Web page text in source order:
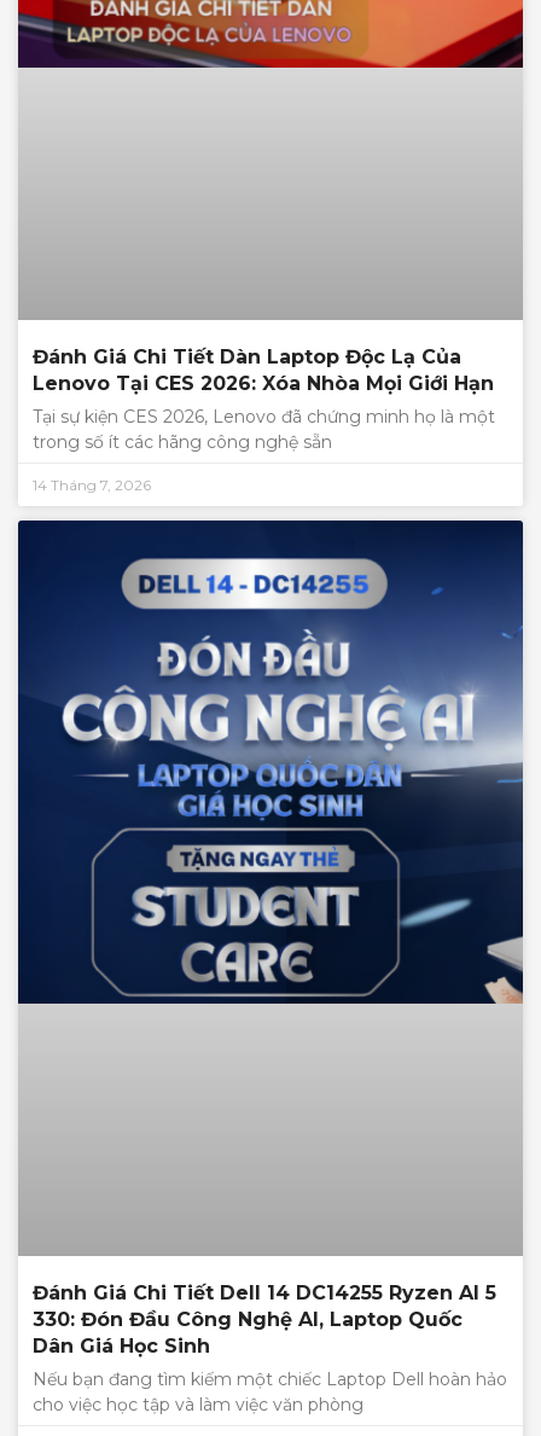
Đánh Giá Chi Tiết Dàn Laptop Độc Lạ Của
Lenovo Tại CES 2026: Xóa Nhòa Mọi Giới Hạn
Tại sự kiện CES 2026, Lenovo đã chứng minh họ là một
trong số ít các hãng công nghệ sẵn
14 Tháng 7, 2026
Đánh Giá Chi Tiết Dell 14 DC14255 Ryzen AI 5
330: Đón Đầu Công Nghệ AI, Laptop Quốc
Dân Giá Học Sinh
Nếu bạn đang tìm kiếm một chiếc Laptop Dell hoàn hảo
cho việc học tập và làm việc văn phòng